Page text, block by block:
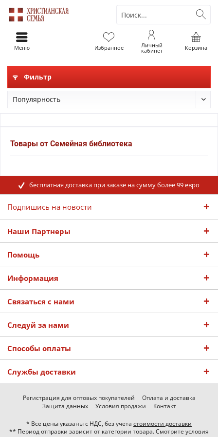
Корзина
Избранное Личный
кабинет
Меню
Фильтр
Товары от Семейная библиотека
бесплатная доставка при заказе на сумму более 99 евро
Подпишись на новости
Наши Партнеры
Помощь
Информация
Связаться с нами
Следуй за нами
Способы оплаты
Службы доставки
Регистрация для оптовых покупателей
Оплата и доставка
Защита данных
Условия продажи Контакт
* Все цены указаны с НДС, без учета стоимости доставки
** Период отправки зависит от категории товара. Смотрите условия